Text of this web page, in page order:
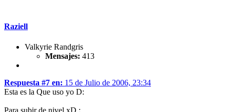
Raziell
Valkyrie Randgris
Mensajes: 413
Respuesta #7 en: 15 de Julio de 2006, 23:34
Esta es la Que uso yo D:
Para subir de nivel xD :